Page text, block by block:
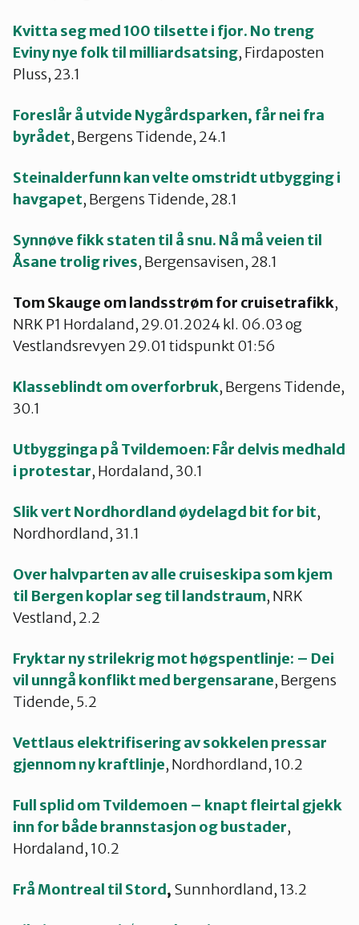
Kvitta seg med 100 tilsette i fjor. No treng
Eviny nye folk til milliardsatsing, Firdaposten
Pluss, 23.1
Foreslår å utvide Nygårdsparken, får nei fra
byrådet, Bergens Tidende, 24.1
Steinalderfunn kan velte omstridt utbygging i
havgapet, Bergens Tidende, 28.1
Synnøve fikk staten til å snu. Nå må veien til
Åsane trolig rives, Bergensavisen, 28.1
Tom Skauge om landsstrøm for cruisetrafikk,
NRK P1 Hordaland, 29.01.2024 kl. 06.03 og
Vestlandsrevyen 29.01 tidspunkt 01:56
Klasseblindt om overforbruk, Bergens Tidende,
30.1
Utbygginga på Tvildemoen: Får delvis medhald
i protestar, Hordaland, 30.1
Slik vert Nordhordland øydelagd bit for bit,
Nordhordland, 31.1
Over halvparten av alle cruiseskipa som kjem
til Bergen koplar seg til landstraum, NRK
Vestland, 2.2
Fryktar ny strilekrig mot høgspentlinje: – Dei
vil unngå konflikt med bergensarane, Bergens
Tidende, 5.2
Vettlaus elektrifisering av sokkelen pressar
gjennom ny kraftlinje, Nordhordland, 10.2
Full splid om Tvildemoen – knapt fleirtal gjekk
inn for både brannstasjon og bustader,
Hordaland, 10.2
Frå Montreal til Stord, Sunnhordland, 13.2